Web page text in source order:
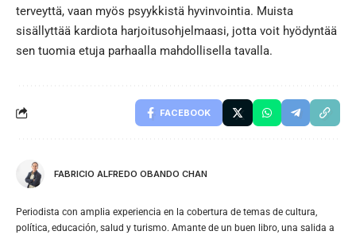
terveyttä, vaan myös psyykkistä hyvinvointia. Muista
sisällyttää kardiota harjoitusohjelmaasi, jotta voit hyödyntää
sen tuomia etuja parhaalla mahdollisella tavalla.
FACEBOOK
FABRICIO ALFREDO OBANDO CHAN
Periodista con amplia experiencia en la cobertura de temas de cultura,
política, educación, salud y turismo. Amante de un buen libro, una salida a